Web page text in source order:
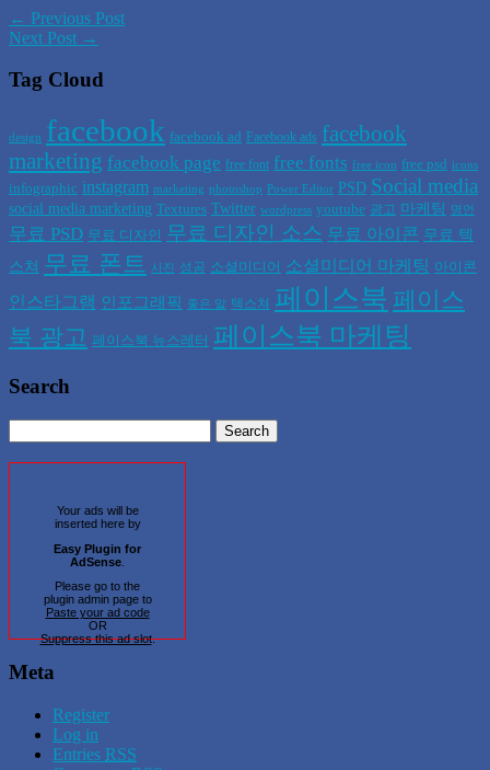
← Previous Post
Next Post →
Tag Cloud
design facebook facebook ad Facebook ads facebook
marketing facebook page free font free fonts free icon free psd icons
infographic instagram marketing photoshop Power Editor PSD Social media
social media marketing Textures Twitter wordpress youtube 광고 마케팅 명언
무료 PSD 무료 디자인 무료 디자인 소스 무료 아이콘 무료 텍
스쳐 무료 폰트 사진 성공 소셜미디어 소셜미디어 마케팅 아이콘
인스타그램 인포그래픽 좋은 말 텍스쳐 페이스북 페이스
북 광고 페이스북 뉴스레터 페이스북 마케팅
Search
Your ads will be
inserted here by
Easy Plugin for
AdSense
Please go to the
plugin admin page to
Paste your ad code
OR
Suppress this ad slot.
Meta
Register
Log in
Entries RSS